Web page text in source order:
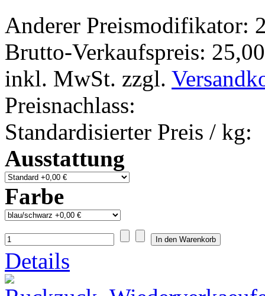
Anderer Preismodifikator:
Brutto-Verkaufspreis:
inkl. MwSt. zzgl.
Preisnachlass:
Standardisierter Preis / kg:
Ausstattung
Farbe
Details